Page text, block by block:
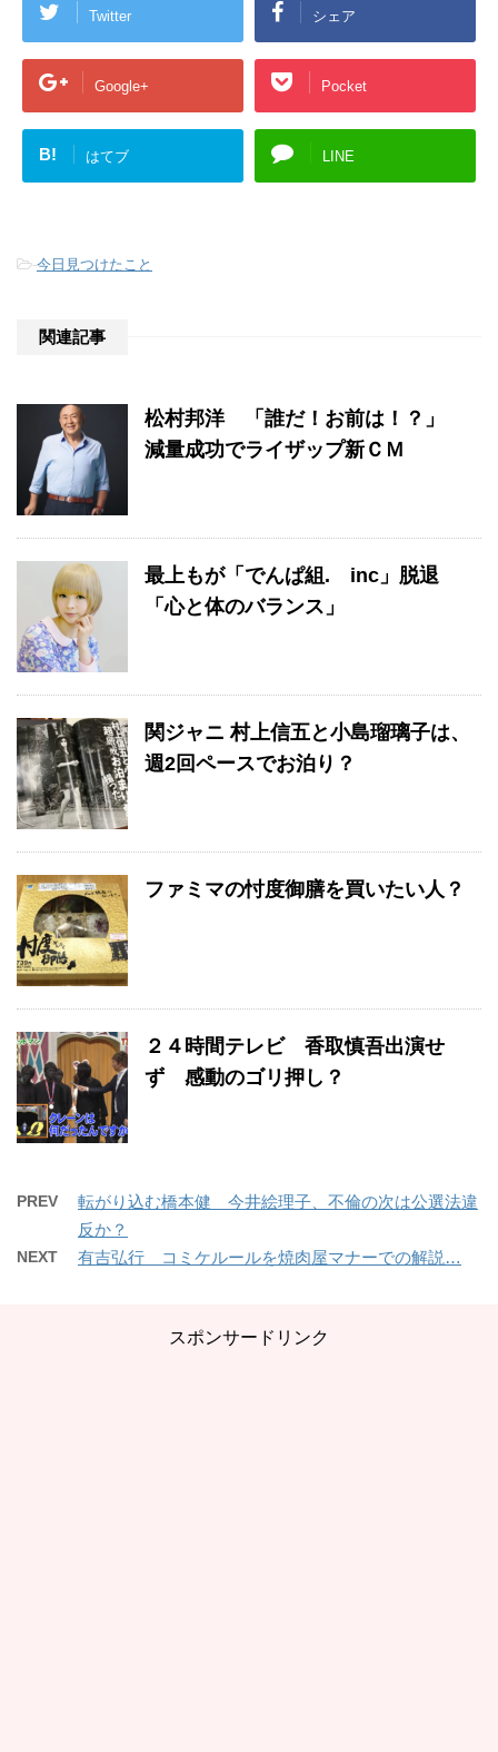
Twitter シェア
Google+ Pocket
B! はてブ LINE
-今日見つけたこと
関連記事
松村邦洋 「誰だ！お前は！？」
減量成功でライザップ新ＣＭ
最上もが「でんぱ組. inc」脱退
「心と体のバランス」
関ジャニ 村上信五と小島瑠璃子は、
週2回ペースでお泊り？
ファミマの忖度御膳を買いたい人？
２４時間テレビ 香取慎吾出演せ
ず 感動のゴリ押し？
PREV
転がり込む橋本健 今井絵理子、不倫の次は公選法違
反か？
NEXT 有吉弘行 コミケルールを焼肉屋マナーでの解説…
スポンサードリンク